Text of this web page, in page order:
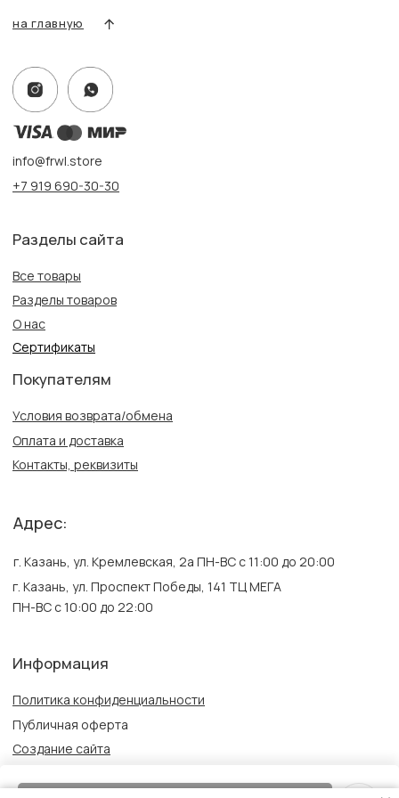
Информация
Политика конфиденциальности
Создание сайта
Адрес:
г. Казань, ул. Проспект Победы, 141 ТЦ МЕГА
ПН-ВС с 10:00 до 22:00